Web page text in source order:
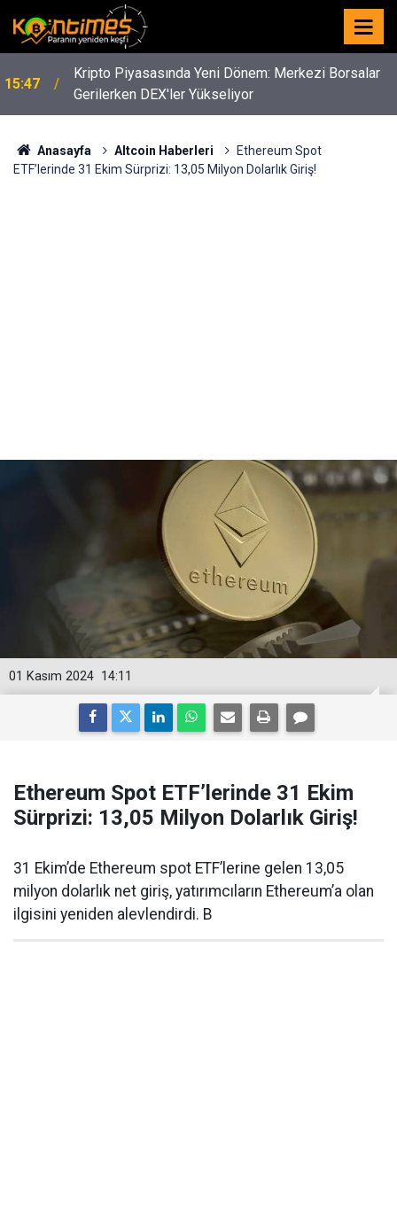
15:47
Kripto Piyasasında Yeni Dönem: Merkezi Borsalar
Gerilerken DEX'ler Yükseliyor
Anasayfa Altcoin Haberleri
Ethereum Spot
ETF’lerinde 31 Ekim Sürprizi: 13,05 Milyon Dolarlık Giriş!
14:11
01 Kasım 2024
Ethereum Spot ETF’lerinde 31 Ekim
Sürprizi: 13,05 Milyon Dolarlık Giriş!
31 Ekim’de Ethereum spot ETF’lerine gelen 13,05
milyon dolarlık net giriş, yatırımcıların Ethereum’a olan
ilgisini yeniden alevlendirdi. B